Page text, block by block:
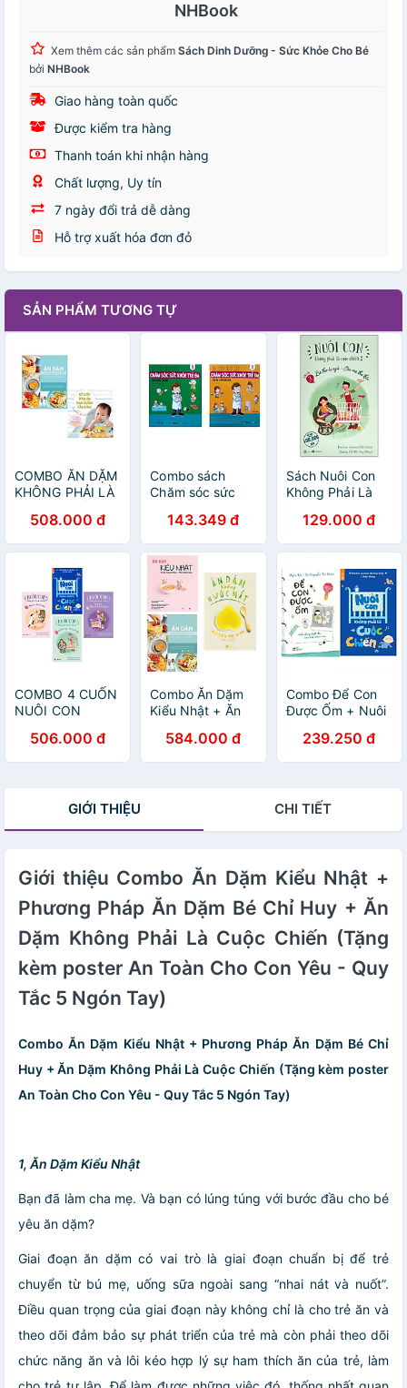
NHBook
Xem thêm các sản phẩm Sách Dinh Dưỡng - Sức Khỏe Cho Bé
bởi NHBook
Giao hàng toàn quốc
Được kiểm tra hàng
Thanh toán khi nhận hàng
Chất lượng, Uy tín
7 ngày đổi trả dễ dàng
Hỗ trợ xuất hóa đơn đỏ
SẢN PHẨM TƯƠNG TỰ
COMBO ĂN DẶM
KHÔNG PHẢI LÀ
KỶ LUẬT BÀN ĂN
DINH DƯỠNG
CÂN BẰNG (2
CUỐN)
508.000 đ
Combo sách
Chăm sóc sức
mẹ, sữa công
thức + Dinh
dưỡng, ăn dặm)
Tặng sách ngẫu
nhiên
143.349 đ
Sách Nuôi Con
Không Phải Là
Bé Thơ Tự Ngủ,
Cha Mẹ Thư Thái
- Quyển 3 (Tái
Bản 2021) TH
129.000 đ
COMBO 4 CUỐN
NUÔI CON
CUỘC CHIẾN
506.000 đ
Combo Ăn Dặm
Kiểu Nhật + Ăn
Là Cuộc Chiến +
Ăn Dặm Không
584.000 đ
Combo Để Con
Được Ốm + Nuôi
Cuộc Chiến
(Tặng Kèm
Toàn Cho Con
239.250 đ
GIỚI THIỆU CHI TIẾT
Giới thiệu Combo Ăn Dặm Kiểu Nhật +
Phương Pháp Ăn Dặm Bé Chỉ Huy + Ăn
Dặm Không Phải Là Cuộc Chiến (Tặng
kèm poster An Toàn Cho Con Yêu - Quy
Tắc 5 Ngón Tay)
Combo Ăn Dặm Kiểu Nhật + Phương Pháp Ăn Dặm Bé Chỉ
Huy + Ăn Dặm Không Phải Là Cuộc Chiến (Tặng kèm poster
An Toàn Cho Con Yêu - Quy Tắc 5 Ngón Tay)
1, Ăn Dặm Kiểu Nhật
Bạn đã làm cha mẹ. Và bạn có lúng túng với bước đầu cho bé
yêu ăn dặm?
Giai đoạn ăn dặm có vai trò là giai đoạn chuẩn bị để trẻ
chuyển từ bú mẹ, uống sữa ngoài sang “nhai nát và nuốt”.
Điều quan trọng của giai đoạn này không chỉ là cho trẻ ăn và
theo dõi đảm bảo sự phát triển của trẻ mà còn phải theo dõi
chức năng ăn và lôi kéo hợp lý sự ham thích ăn của trẻ, làm